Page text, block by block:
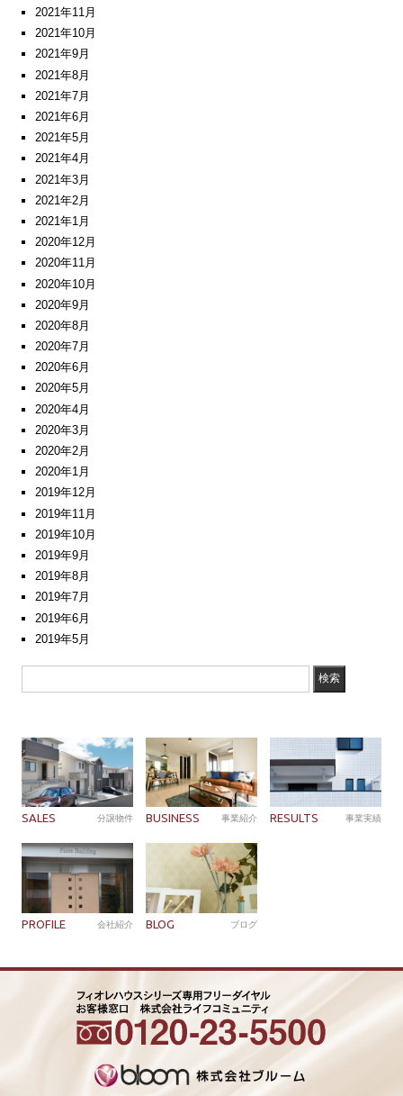
2021年11月
2021年10月
2021年9月
2021年8月
2021年7月
2021年6月
2021年5月
2021年4月
2021年3月
2021年2月
2021年1月
2020年12月
2020年11月
2020年10月
2020年9月
2020年8月
2020年7月
2020年6月
2020年5月
2020年4月
2020年3月
2020年2月
2020年1月
2019年12月
2019年11月
2019年10月
2019年9月
2019年8月
2019年7月
2019年6月
2019年5月
SALES 分譲物件 BUSINESS 事業紹介 RESULTS 事業実績
PROFILE 会社紹介 BLOG ブログ